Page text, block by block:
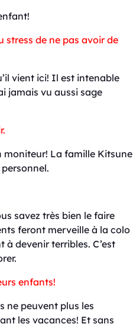
stress de ne pas avoir de
vient ici! Il est intenable
jamais vu aussi sage
moniteur! La famille Kitsune
savez très bien le faire
feront merveille à la colo
à devenir terribles. C’est
enfants!
ne peuvent plus les
les vacances! Et sans